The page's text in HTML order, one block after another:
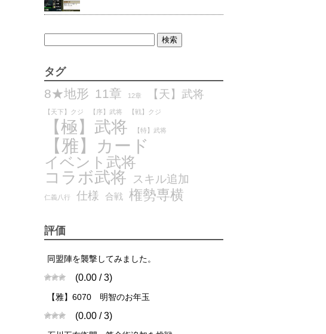
タグ
8★地形 11章 12章 【天】武将
【天下】クジ 【序】武将 【戦】クジ
【極】武将 【特】武将
【雅】カード
イベント武将
コラボ武将 スキル追加
仁義八行 仕様 合戦 権勢専横
評価
同盟陣を襲撃してみました。
(0.00 / 3)
【雅】6070 明智のお年玉
(0.00 / 3)